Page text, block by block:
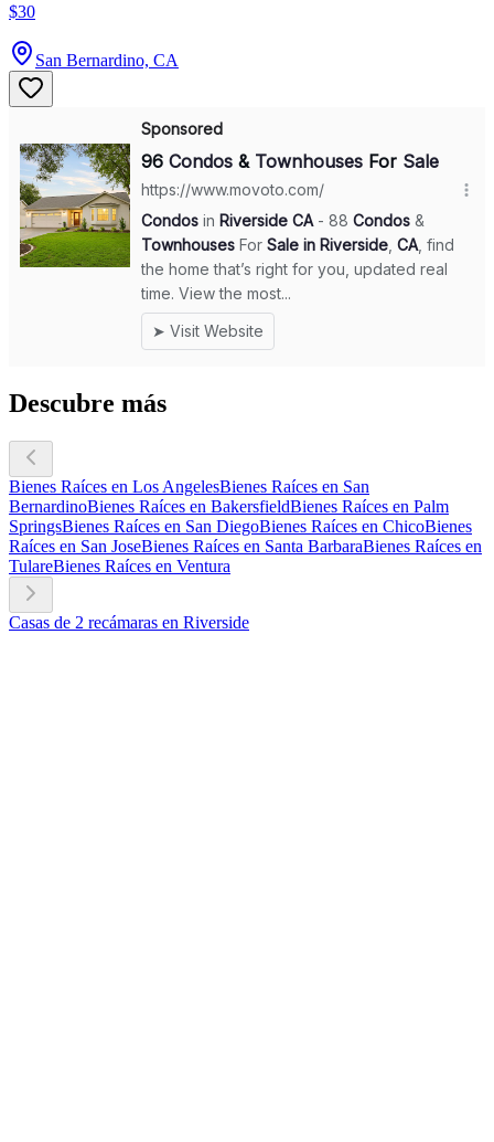
$30
San Bernardino, CA
Descubre más
Bienes Raíces en Los AngelesBienes Raíces en San
BernardinoBienes Raíces en BakersfieldBienes Raíces en Palm
SpringsBienes Raíces en San DiegoBienes Raíces en ChicoBienes
Raíces en San JoseBienes Raíces en Santa BarbaraBienes Raíces en
TulareBienes Raíces en Ventura
Casas de 2 recámaras en Riverside